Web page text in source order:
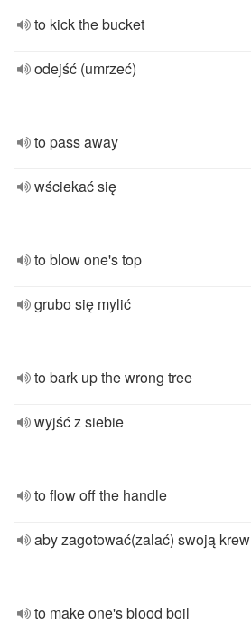
to kick the bucket
odejść (umrzeć)
to pass away
wściekać się
to blow one's top
grubo się mylić
to bark up the wrong tree
wyjść z siebie
to flow off the handle
aby zagotować(zalać) swoją krew
to make one's blood boil